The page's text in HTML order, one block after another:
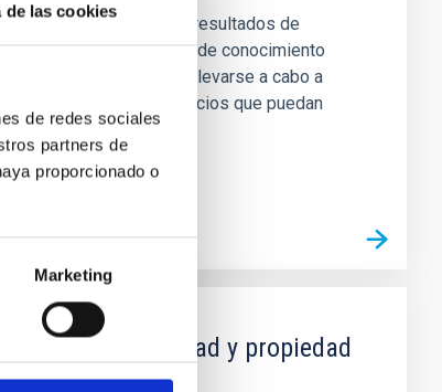
de las cookies
de redes sociales
partners de
proporcionado o
Marketing
el valor de los resultados de
centro. La transferencia de conocimiento
tecnologías debe llevarse a cabo a
productos o servicios que puedan
de confidencialidad y propiedad